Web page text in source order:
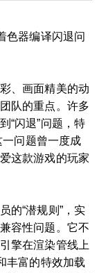
色器编译闪退问
、画面精美的动
队的重点。许多
“闪退”问题，特
问题曾一度成
这款游戏的玩家
的“潜规则”，实
容性问题。它不
擎在渲染管线上
丰富的特效加载